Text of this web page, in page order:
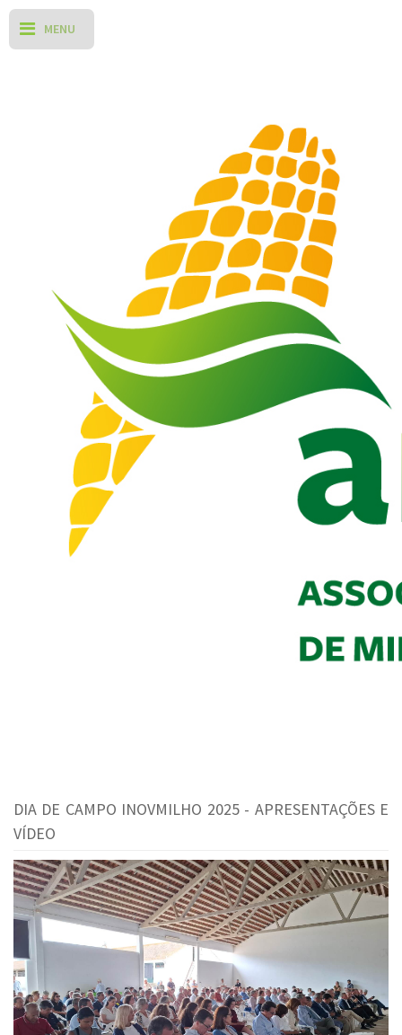
DIA DE CAMPO INOVMILHO 2025 - APRESENTAÇÕES E
VÍDEO